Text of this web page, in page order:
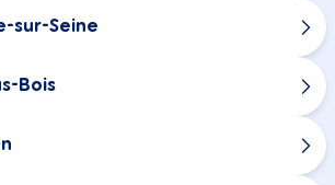
sur-Seine
Bois